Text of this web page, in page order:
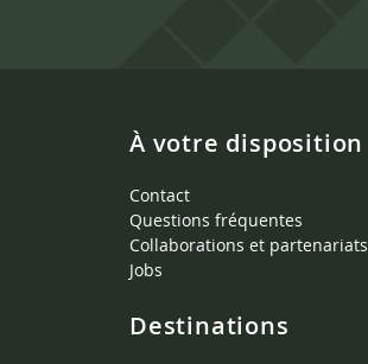
À votre disposition
Contact
Questions fréquentes
Collaborations et partenariats
Jobs
Destinations